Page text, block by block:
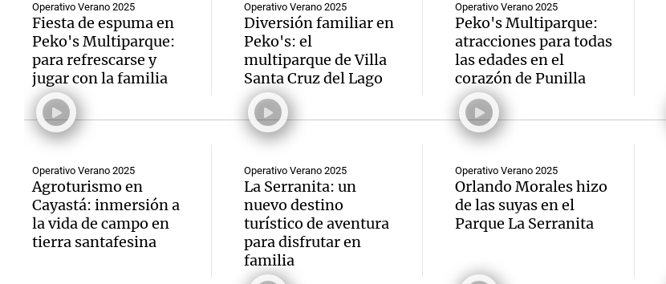
Operativo Verano 2025
Fiesta de espuma en
Peko's Multiparque:
para refrescarse y
jugar con la familia
Operativo Verano 2025
Diversión familiar en
Peko's: el
multiparque de Villa
Santa Cruz del Lago
Operativo Verano 2025
Peko's Multiparque:
atracciones para todas
las edades en el
corazón de Punilla
Operativo Verano 2025
Agroturismo en
Cayastá: inmersión a
la vida de campo en
tierra santafesina
Operativo Verano 2025
La Serranita: un
nuevo destino
turístico de aventura
para disfrutar en
familia
Operativo Verano 2025
Orlando Morales hizo
de las suyas en el
Parque La Serranita